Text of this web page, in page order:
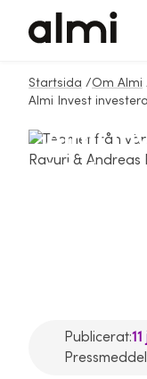
Startsida /Om Almi
Almi
i
Publicerat: